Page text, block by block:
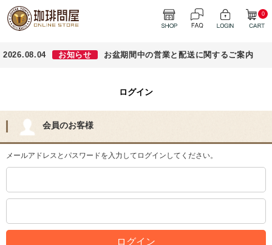
0
2026.08.04 お知らせ お盆期間中の営業と配送に関するご案内
ログイン
会員のお客様
メールアドレスとパスワードを入力してログインしてください。